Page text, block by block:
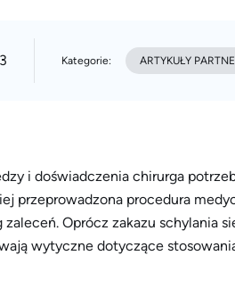
Kategorie: ARTYKUŁY
i doświadczenia chirurga
przeprowadzona procedura
Oprócz zakazu schylania
wytyczne dotyczące